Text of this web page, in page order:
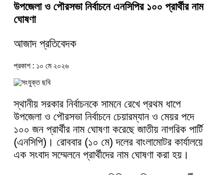
উপজেলা ও পৌরসভা নির্বাচনে এনসিপির ১০০ প্রার্থীর নাম
ঘোষণা
আজাদ প্রতিবেদক
প্রকাশ : ১০ মে ২০২৬
স্থানীয় সরকার নির্বাচনকে সামনে রেখে প্রথম ধাপে
উপজেলা ও পৌরসভা নির্বাচনে চেয়ারম্যান ও মেয়র পদে
১০০ জন প্রার্থীর নাম ঘোষণা করেছে জাতীয় নাগরিক পার্টি
(এনসিপি)। রোববার (১০ মে) দলের বাংলামোটর কার্যালয়ে
এক সংবাদ সম্মেলনে প্রার্থীদের নাম ঘোষণা করা হয়।